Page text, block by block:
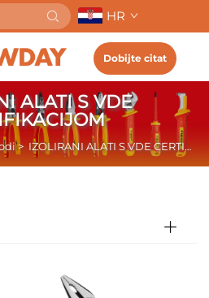
HR
Dobijte citat
ALATI S VDE
> IZOLIRANI ALATI S VDE CERTIFIKACIJOM